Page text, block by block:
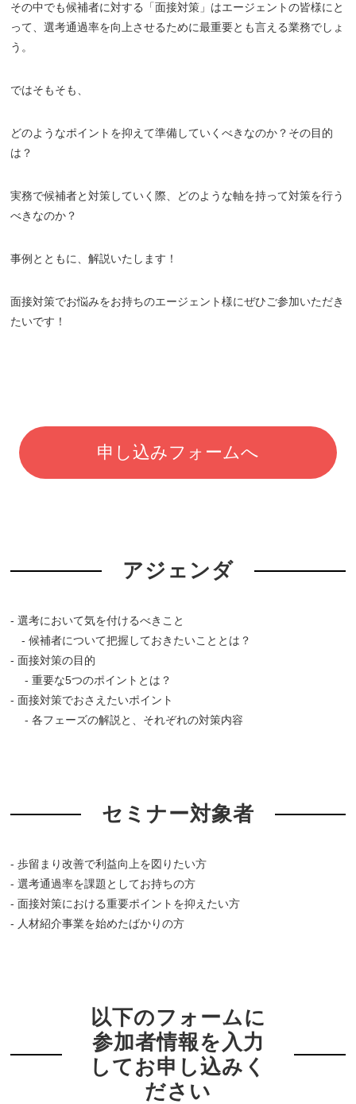
その中でも候補者に対する「面接対策」はエージェントの皆様にと
って、選考通過率を向上させるために最重要とも言える業務でしょ
う。
ではそもそも、
どのようなポイントを抑えて準備していくべきなのか？その目的
は？
実務で候補者と対策していく際、どのような軸を持って対策を行う
べきなのか？
事例とともに、解説いたします！
面接対策でお悩みをお持ちのエージェント様にぜひご参加いただき
たいです！
申し込みフォームへ
アジェンダ
- 選考において気を付けるべきこと
- 候補者について把握しておきたいこととは？
- 面接対策の目的
- 重要な5つのポイントとは？
- 面接対策でおさえたいポイント
- 各フェーズの解説と、それぞれの対策内容
セミナー対象者
- 歩留まり改善で利益向上を図りたい方
- 選考通過率を課題としてお持ちの方
- 面接対策における重要ポイントを抑えたい方
- 人材紹介事業を始めたばかりの方
以下のフォームに
参加者情報を入力
してお申し込みく
ださい